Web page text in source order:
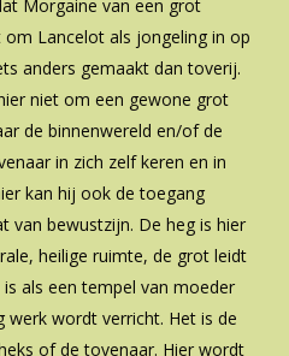
Morgaine van een grot
Lancelot als jongeling in op
anders gemaakt dan toverij.
niet om een gewone grot
de binnenwereld en/of de
in zich zelf keren en in
kan hij ook de toegang
van bewustzijn. De heg is hier
heilige ruimte, de grot leidt
als een tempel van moeder
werk wordt verricht. Het is de
of de tovenaar. Hier wordt